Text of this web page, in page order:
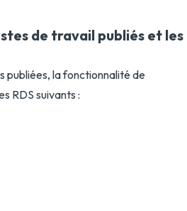
de travail publiés et les
publiées, la fonctionnalité de
RDS suivants :